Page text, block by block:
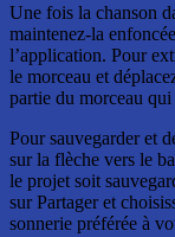
Une fois la chanson
maintenez-la
l’application. Pour
le morceau et
partie du morceau qui
Pour sauvegarder et
sur la flèche vers le
le projet soit
sur Partager et
sonnerie préférée à